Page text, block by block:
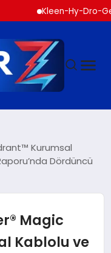
Kleen-Hy-Dro-Gen
Kurumsal
Dördüncü
Magic
Kablolu ve